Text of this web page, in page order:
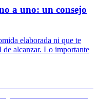
a uno: un consejo
elaborada ni que te
de alcanzar. Lo importante